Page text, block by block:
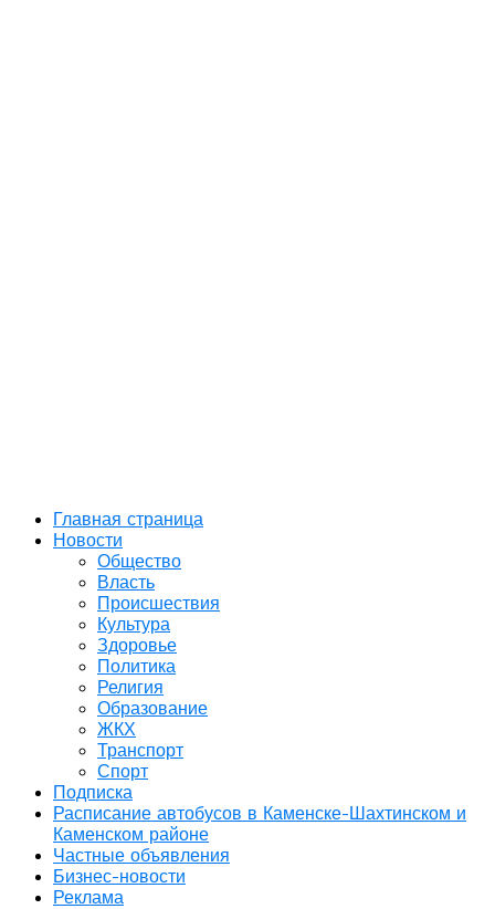
Главная страница
Новости
Общество
Власть
Происшествия
Культура
Здоровье
Политика
Религия
Образование
ЖКХ
Транспорт
Спорт
Подписка
Расписание автобусов в Каменске-Шахтинском и
Каменском районе
Частные объявления
Бизнес-новости
Реклама